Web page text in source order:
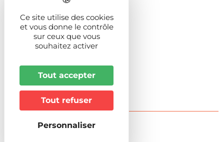
Animaux acceptés
Non
Accueil & accès
Ce site utilise des cookies
et vous donne le contrôle
sur ceux que vous
souhaitez activer
Tout accepter
Tout refuser
Personnaliser